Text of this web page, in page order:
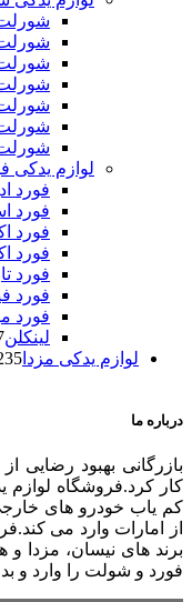
شورلت
شورلت
شورلت
لوازم یدکی
فورد
فورد
فورد
فورد
فورد
فورد
فورد
لینکلن
لوازم یدکی مزدا 235
درباره ما
کار کرد.فروشگاه لوازم
کم یاب خودرو های
از امارات وارد می
برند های نیسان، مزدا و
فورد و شولت را وارد و